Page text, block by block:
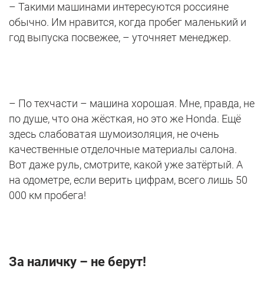
– Такими машинами интересуются россияне
обычно. Им нравится, когда пробег маленький и
год выпуска посвежее, – уточняет менеджер.
– По техчасти – машина хорошая. Мне, правда, не
по душе, что она жёсткая, но это же Honda. Ещё
здесь слабоватая шумоизоляция, не очень
качественные отделочные материалы салона.
Вот даже руль, смотрите, какой уже затёртый. А
на одометре, если верить цифрам, всего лишь 50
000 км пробега!
За наличку – не берут!